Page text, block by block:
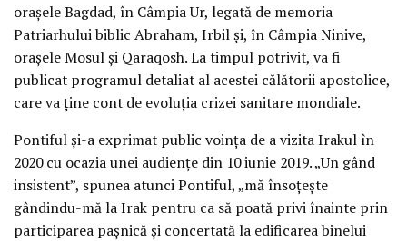
orașele Bagdad, în Câmpia Ur, legată de memoria
Patriarhului biblic Abraham, Irbil și, în Câmpia Ninive,
orașele Mosul și Qaraqosh. La timpul potrivit, va fi
publicat programul detaliat al acestei călătorii apostolice,
care va ține cont de evoluția crizei sanitare mondiale.
Pontiful și-a exprimat public voința de a vizita Irakul în
2020 cu ocazia unei audiențe din 10 iunie 2019. „Un gând
insistent”, spunea atunci Pontiful, „mă însoțește
gândindu-mă la Irak pentru ca să poată privi înainte prin
participarea pașnică și concertată la edificarea binelui